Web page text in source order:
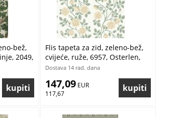
bež,
2049,
Flis tapeta za zid, zeleno-bež,
cvijeće, ruže, 6957, Osterlen,
Borastapeter | Ljepilo Gratis
Dostava 14 rad. dana
147,09 EUR
117,67